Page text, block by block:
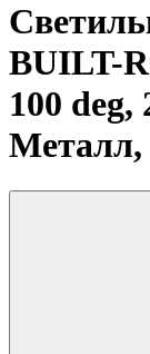
BUILT-
100
Металл,